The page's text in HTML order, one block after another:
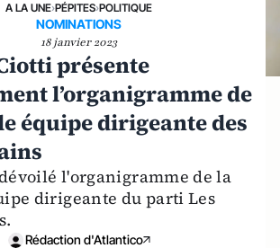
A LA UNE›PÉPITES›POLITIQUE
NOMINATIONS
18 janvier 2023
présente
l’organigramme de
équipe dirigeante des
l'organigramme de la
dirigeante du parti Les
Rédaction d'Atlantico